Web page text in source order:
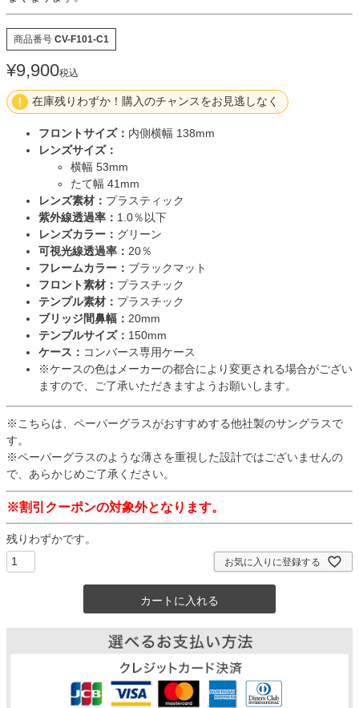
商品番号 CV-F101-C1
¥9,900税込
在庫残りわずか！購入のチャンスをお見逃しなく
フロントサイズ： 内側横幅 138mm
レンズサイズ：
横幅 53mm
たて幅 41mm
レンズ素材： プラスティック
紫外線透過率： 1.0％以下
レンズカラー： グリーン
可視光線透過率： 20％
フレームカラー： ブラックマット
フロント素材： プラスチック
テンプル素材： プラスチック
ブリッジ間鼻幅： 20mm
テンプルサイズ： 150mm
ケース： コンバース専用ケース
※ケースの色はメーカーの都合により変更される場合がござい
ますので、ご了承いただきますようお願いします。
※こちらは、ペーパーグラスがおすすめする他社製のサングラスで
す。
※ペーパーグラスのような薄さを重視した設計ではございませんの
で、あらかじめご了承ください。
※割引クーポンの対象外となります。
残りわずかです。
お気に入りに登録する
カートに入れる